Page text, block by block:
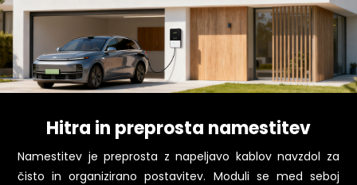
Hitra in preprosta namestitev
Namestitev je preprosta z napeljavo kablov navzdol za
čisto in organizirano postavitev. Moduli se med seboj